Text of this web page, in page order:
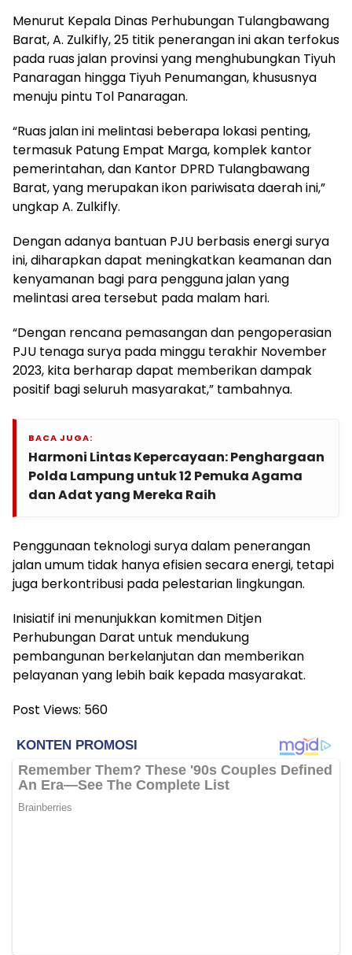
Menurut Kepala Dinas Perhubungan Tulangbawang
Barat, A. Zulkifly, 25 titik penerangan ini akan terfokus
pada ruas jalan provinsi yang menghubungkan Tiyuh
Panaragan hingga Tiyuh Penumangan, khususnya
menuju pintu Tol Panaragan.
“Ruas jalan ini melintasi beberapa lokasi penting,
termasuk Patung Empat Marga, komplek kantor
pemerintahan, dan Kantor DPRD Tulangbawang
Barat, yang merupakan ikon pariwisata daerah ini,”
ungkap A. Zulkifly.
Dengan adanya bantuan PJU berbasis energi surya
ini, diharapkan dapat meningkatkan keamanan dan
kenyamanan bagi para pengguna jalan yang
melintasi area tersebut pada malam hari.
“Dengan rencana pemasangan dan pengoperasian
PJU tenaga surya pada minggu terakhir November
2023, kita berharap dapat memberikan dampak
positif bagi seluruh masyarakat,” tambahnya.
BACA JUGA:
Harmoni Lintas Kepercayaan: Penghargaan
Polda Lampung untuk 12 Pemuka Agama
dan Adat yang Mereka Raih
Penggunaan teknologi surya dalam penerangan
jalan umum tidak hanya efisien secara energi, tetapi
juga berkontribusi pada pelestarian lingkungan.
Inisiatif ini menunjukkan komitmen Ditjen
Perhubungan Darat untuk mendukung
pembangunan berkelanjutan dan memberikan
pelayanan yang lebih baik kepada masyarakat.
Post Views: 560